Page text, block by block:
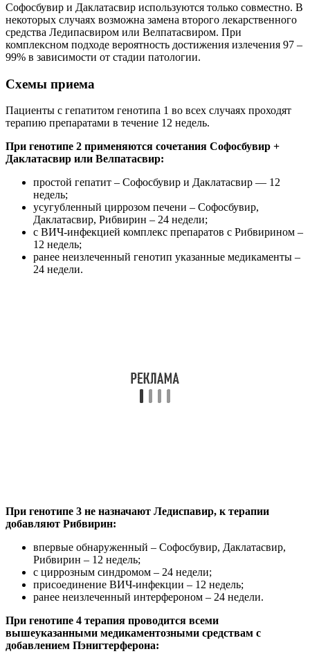
Софосбувир и Даклатасвир используются только совместно. В
некоторых случаях возможна замена второго лекарственного
средства Ледипасвиром или Велпатасвиром. При
комплексном подходе вероятность достижения излечения 97 –
99% в зависимости от стадии патологии.
Схемы приема
Пациенты с гепатитом генотипа 1 во всех случаях проходят
терапию препаратами в течение 12 недель.
При генотипе 2 применяются сочетания Софосбувир +
Даклатасвир или Велпатасвир:
простой гепатит – Софосбувир и Даклатасвир — 12
недель;
усугубленный циррозом печени – Софосбувир,
Даклатасвир, Рибвирин – 24 недели;
с ВИЧ-инфекцией комплекс препаратов с Рибвирином –
12 недель;
ранее неизлеченный генотип указанные медикаменты –
24 недели.
При генотипе 3 не назначают Ледиспавир, к терапии
добавляют Рибвирин:
впервые обнаруженный – Софосбувир, Даклатасвир,
Рибвирин – 12 недель;
с циррозным синдромом – 24 недели;
присоединение ВИЧ-инфекции – 12 недель;
ранее неизлеченный интерфероном – 24 недели.
При генотипе 4 терапия проводится всеми
вышеуказанными медикаментозными средствам с
добавлением Пэнигтерферона: